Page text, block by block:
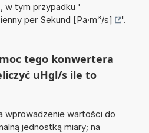
w tym przypadku '
per Sekund [Pa·m³/s]
'.
tego konwertera
uHgl/s ile to
wprowadzenie wartości do
jednostką miary; na